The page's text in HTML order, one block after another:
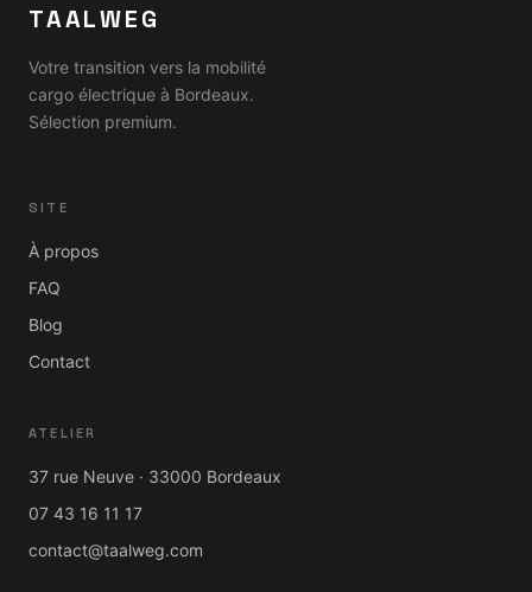
TAALWEG
Votre transition vers la mobilité
cargo électrique à Bordeaux.
Sélection premium.
SITE
À propos
FAQ
Blog
Contact
ATELIER
37 rue Neuve · 33000 Bordeaux
07 43 16 11 17
contact@taalweg.com